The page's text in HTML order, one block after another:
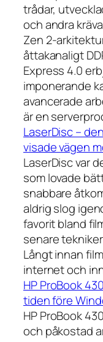
trådar,
och andra
Zen 2-
åttakanaligt
Express 4.0
imponerande
avancerade
är en
LaserDisc –
visade vägen
LaserDisc var
som lovade
snabbare
aldrig slog
favorit bland
senare
Långt innan
internet och
HP ProBook
tiden före
HP ProBook
och påkostad